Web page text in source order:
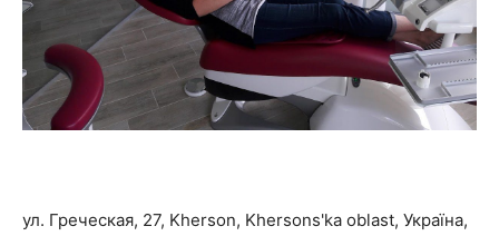
ул. Греческая, 27, Kherson, Khersons'ka oblast, Україна,